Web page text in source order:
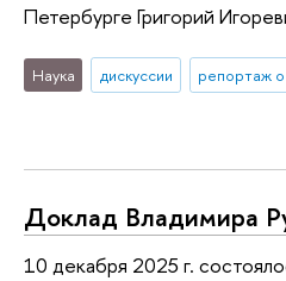
Петербурге Григорий
Наука дискуссии репортаж
Доклад Владимира
10 декабря 2025 г.